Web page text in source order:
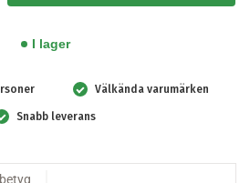
I lager
Välkända varumärken
Snabb leverans